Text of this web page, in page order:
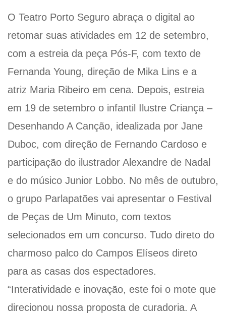
O Teatro Porto Seguro abraça o digital ao
retomar suas atividades em 12 de setembro,
com a estreia da peça Pós-F, com texto de
Fernanda Young, direção de Mika Lins e a
atriz Maria Ribeiro em cena. Depois, estreia
em 19 de setembro o infantil Ilustre Criança –
Desenhando A Canção, idealizada por Jane
Duboc, com direção de Fernando Cardoso e
participação do ilustrador Alexandre de Nadal
e do músico Junior Lobbo. No mês de outubro,
o grupo Parlapatões vai apresentar o Festival
de Peças de Um Minuto, com textos
selecionados em um concurso. Tudo direto do
charmoso palco do Campos Elíseos direto
para as casas dos espectadores.
“Interatividade e inovação, este foi o mote que
direcionou nossa proposta de curadoria. A